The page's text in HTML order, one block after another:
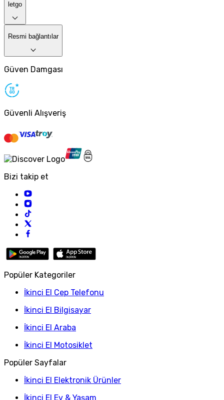
letgo
Resmi bağlantılar
Güven Damgası
Güvenli Alışveriş
Bizi takip et
Popüler Kategoriler
İkinci El Cep Telefonu
İkinci El Bilgisayar
İkinci El Araba
İkinci El Motosiklet
Popüler Sayfalar
İkinci El Elektronik Ürünler
İkinci El Ev & Yaşam